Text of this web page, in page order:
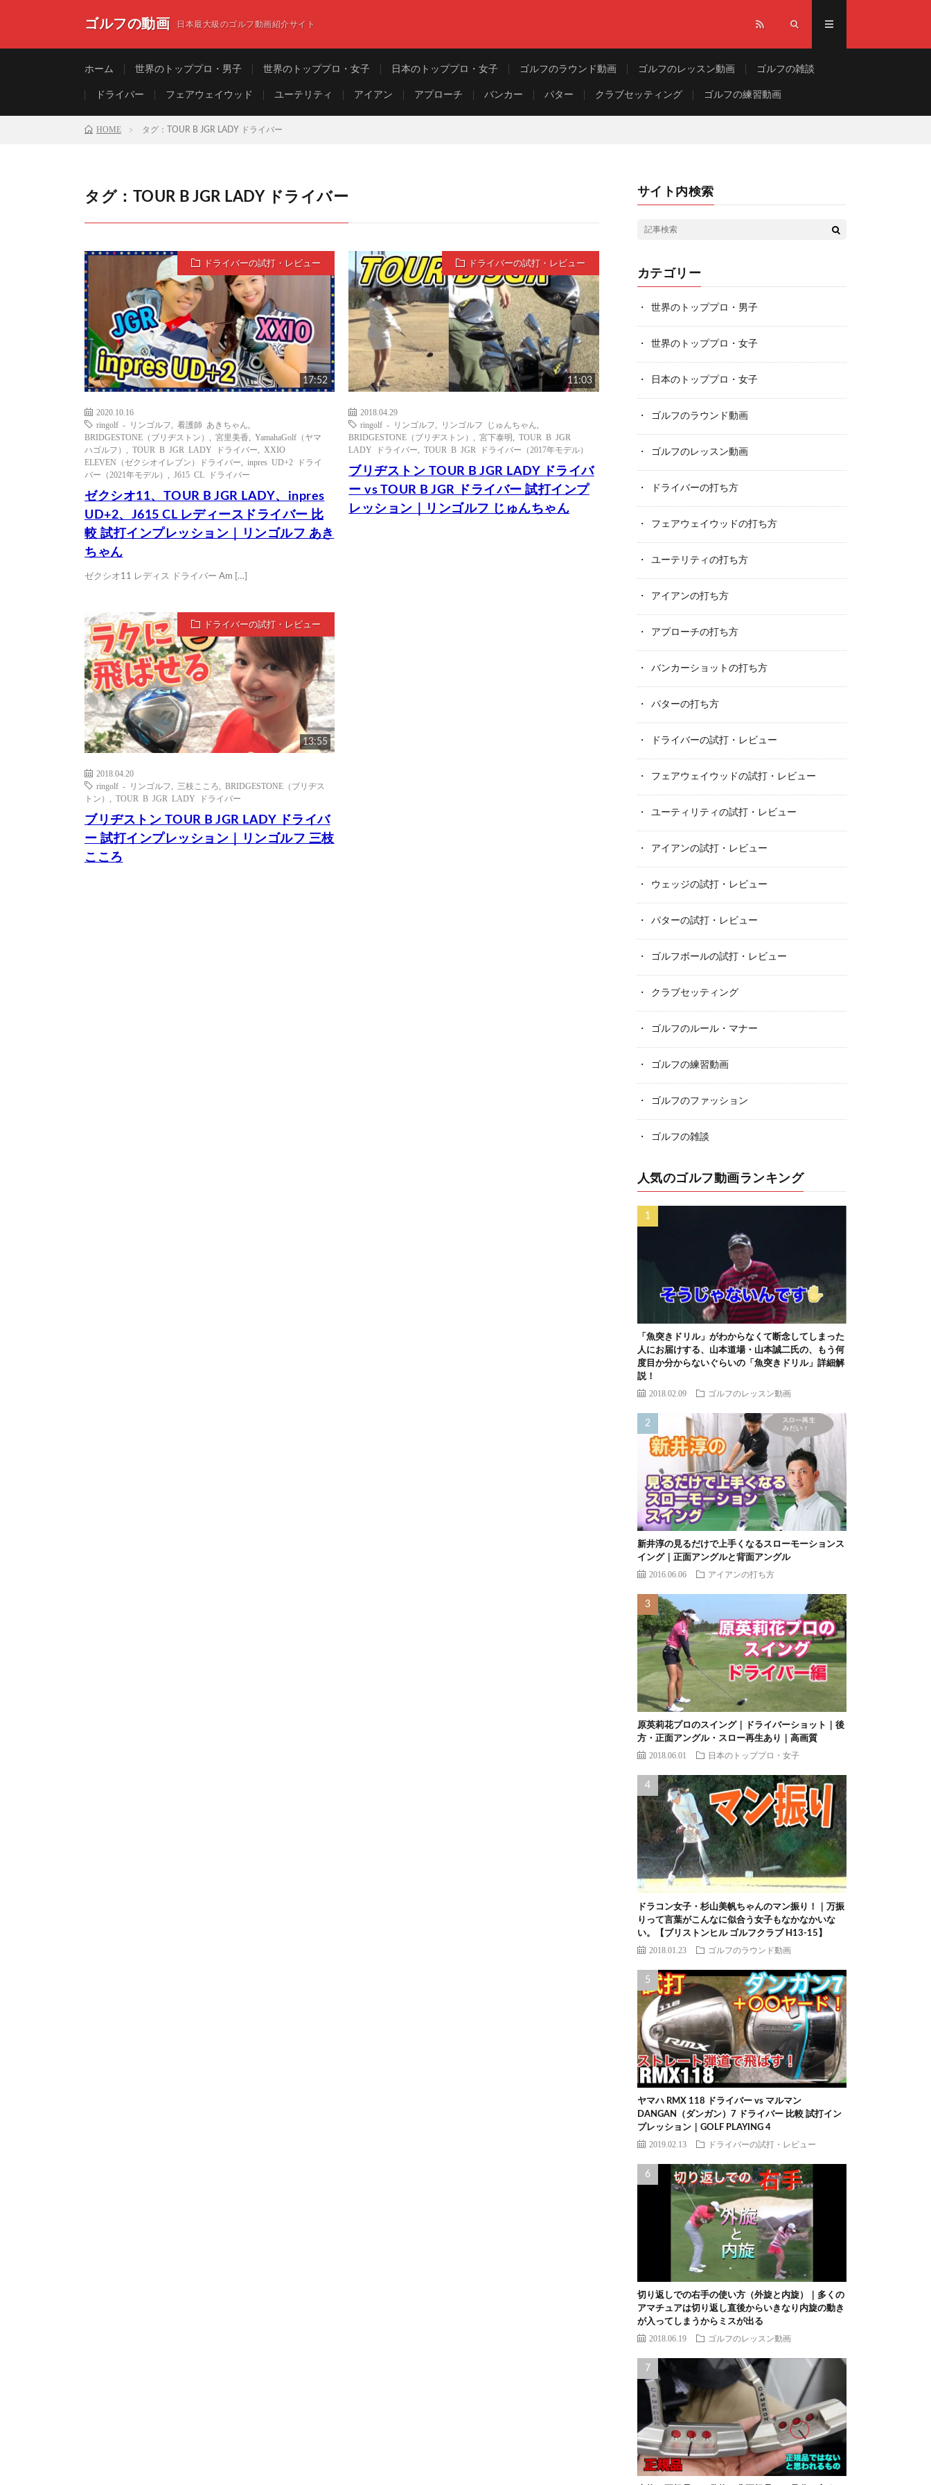
ゴルフの動画 日本最大級のゴルフ動画紹介サイト
ホーム 世界のトッププロ・男子 世界のトッププロ・女子 日本のトッププロ・女子 ゴルフのラウンド動画 ゴルフのレッスン動画 ゴルフの雑談
ドライバー フェアウェイウッド ユーテリティ アイアン アプローチ バンカー パター クラブセッティング ゴルフの練習動画
HOME タグ：TOUR B JGR LADY ドライバー
タグ：TOUR B JGR LADY ドライバー
ドライバーの試打・レビュー
17:52
2020.10.16
ringolf - リンゴルフ
看護師 あきちゃん
BRIDGESTONE（ブリヂストン）
宮里美香
YamahaGolf（ヤマ
ハゴルフ）
TOUR B JGR LADY ドライバー
XXIO
ELEVEN（ゼクシオイレブン）ドライバー
inpres UD+2 ドライ
バー（2021年モデル）
J615 CL ドライバー
ゼクシオ11、TOUR B JGR LADY、inpres
UD+2、J615 CL レディースドライバー 比
較 試打インプレッション｜リンゴルフ あき
ちゃん
ゼクシオ11 レディス ドライバー Am […]
ドライバーの試打・レビュー
11:03
2018.04.29
ringolf - リンゴルフ
リンゴルフ じゅんちゃん
BRIDGESTONE（ブリヂストン）
,宮下泰明 ,TOUR B JGR
LADY ドライバー
,TOUR B JGR ドライバー（2017年モデル）
ブリヂストン TOUR B JGR LADY ドライバ
ー vs TOUR B JGR ドライバー 試打インプ
レッション｜リンゴルフ じゅんちゃん
ドライバーの試打・レビュー
13:55
2018.04.20
ringolf - リンゴルフ
三枝こころ
BRIDGESTONE（ブリヂス
トン）
TOUR B JGR LADY ドライバー
ブリヂストン TOUR B JGR LADY ドライバ
ー 試打インプレッション｜リンゴルフ 三枝
こころ
サイト内検索
カテゴリー
世界のトッププロ・男子
世界のトッププロ・女子
日本のトッププロ・女子
ゴルフのラウンド動画
ゴルフのレッスン動画
ドライバーの打ち方
フェアウェイウッドの打ち方
ユーテリティの打ち方
アイアンの打ち方
アプローチの打ち方
バンカーショットの打ち方
パターの打ち方
ドライバーの試打・レビュー
フェアウェイウッドの試打・レビュー
ユーティリティの試打・レビュー
アイアンの試打・レビュー
ウェッジの試打・レビュー
パターの試打・レビュー
ゴルフボールの試打・レビュー
クラブセッティング
ゴルフのルール・マナー
ゴルフの練習動画
ゴルフのファッション
ゴルフの雑談
人気のゴルフ動画ランキング
「魚突きドリル」がわからなくて断念してしまった
人にお届けする、山本道場・山本誠二氏の、もう何
度目か分からないぐらいの「魚突きドリル」詳細解
説！
2018.02.09 ゴルフのレッスン動画
新井淳の見るだけで上手くなるスローモーションス
イング｜正面アングルと背面アングル
2016.06.06 アイアンの打ち方
原英莉花プロのスイング｜ドライバーショット｜後
方・正面アングル・スロー再生あり｜高画質
2018.06.01 日本のトッププロ・女子
ドラコン女子・杉山美帆ちゃんのマン振り！｜万振
りって言葉がこんなに似合う女子もなかなかいな
い。【ブリストンヒル ゴルフクラブ H13-15】
2018.01.23 ゴルフのラウンド動画
ヤマハ RMX 118 ドライバー vs マルマン
DANGAN（ダンガン）7 ドライバー 比較 試打イン
プレッション｜GOLF PLAYING 4
2019.02.13 ドライバーの試打・レビュー
切り返しでの右手の使い方（外旋と内旋）｜多くの
アマチュアは切り返し直後からいきなり内旋の動き
が入ってしまうからミスが出る
2018.06.19 ゴルフのレッスン動画